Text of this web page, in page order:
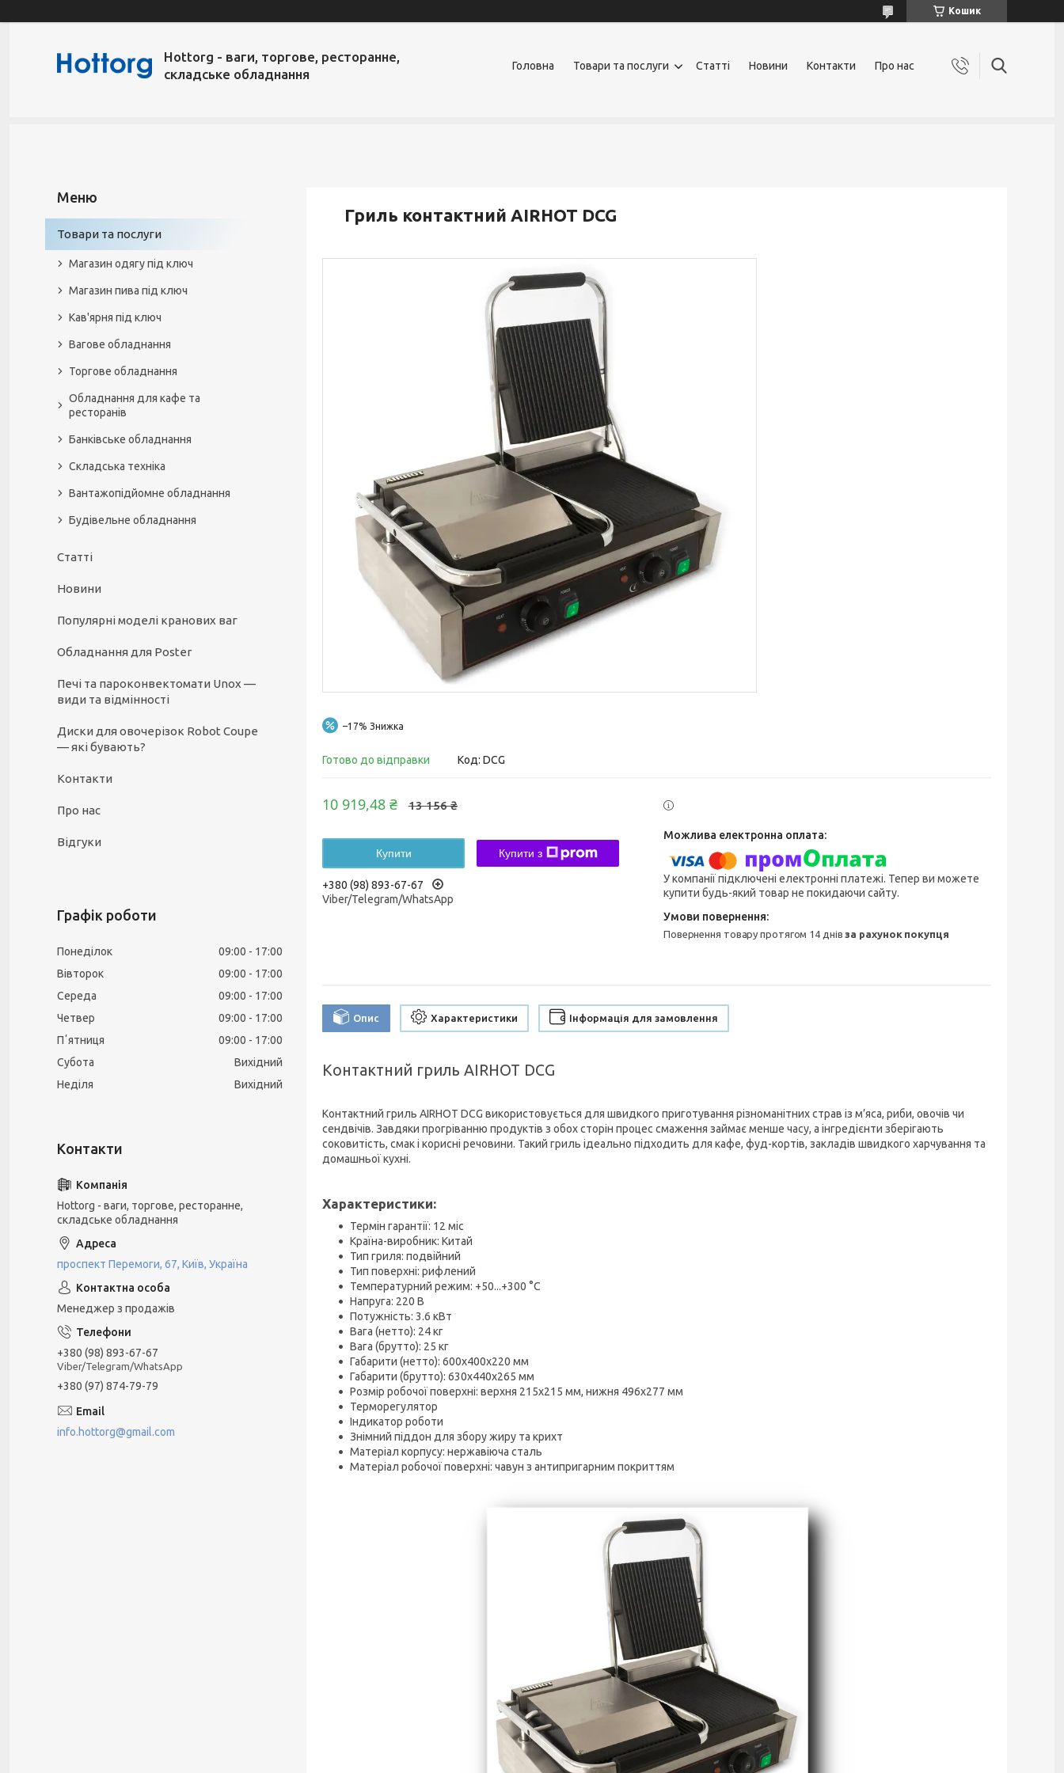
Кошик
Hottorg - ваги, торгове, ресторанне,
складське обладнання
Головна Товари та послуги Статті Новини Контакти Про нас
Гриль контактний AIRHOT DCG
–17%
Готово до відправки Код: DCG
13 156 ₴
10 919,48 ₴
Купити Купити з
+380 (98) 893-67-67
Viber/Telegram/WhatsApp
У компанії підключені електронні платежі. Тепер ви можете
купити будь-який товар не покидаючи сайту.
повернення товару протягом 14 днівза рахунок покупця
Опис Характеристики Інформація для замовлення
Контактний гриль AIRHOT DCG
Контактний гриль AIRHOT DCG використовується для швидкого приготування різноманітних страв із м’яса, риби, овочів чи
сендвічів. Завдяки прогріванню продуктів з обох сторін процес смаження займає менше часу, а інгредієнти зберігають
соковитість, смак і корисні речовини. Такий гриль ідеально підходить для кафе, фуд-кортів, закладів швидкого харчування та
домашньої кухні.
Характеристики:
Термін гарантії: 12 міс
Країна-виробник: Китай
Тип гриля: подвійний
Тип поверхні: рифлений
Температурний режим: +50...+300 °С
Напруга: 220 В
Потужність: 3.6 кВт
Вага (нетто): 24 кг
Вага (брутто): 25 кг
Габарити (нетто): 600x400x220 мм
Габарити (брутто): 630x440x265 мм
Розмір робочої поверхні: верхня 215х215 мм, нижня 496х277 мм
Терморегулятор
Індикатор роботи
Знімний піддон для збору жиру та крихт
Матеріал корпусу: нержавіюча сталь
Матеріал робочої поверхні: чавун з антипригарним покриттям
Товари та послуги
Магазин одягу під ключ
Магазин пива під ключ
Кав'ярня під ключ
Вагове обладнання
Торгове обладнання
Обладнання для кафе та
ресторанів
Банківське обладнання
Складська техніка
Вантажопідйомне обладнання
Будівельне обладнання
Статті
Новини
Популярні моделі кранових ваг
Обладнання для Poster
Печі та пароконвектомати Unox —
види та відмінності
Диски для овочерізок Robot Coupe
— які бувають?
Контакти
Про нас
Відгуки
Графік роботи
Понеділок 09:00
17:00
Вівторок
09:00
17:00
Середа
09:00
17:00
Четвер
09:00
17:00
Пʼятниця
09:00
17:00
Субота
Вихідний
Неділя
Вихідний
Hottorg - ваги, торгове, ресторанне,
складське обладнання
проспект Перемоги, 67, Київ, Україна
Менеджер з продажів
+380 (98) 893-67-67
Viber/Telegram/WhatsApp
+380 (97) 874-79-79
info.hottorg@gmail.com